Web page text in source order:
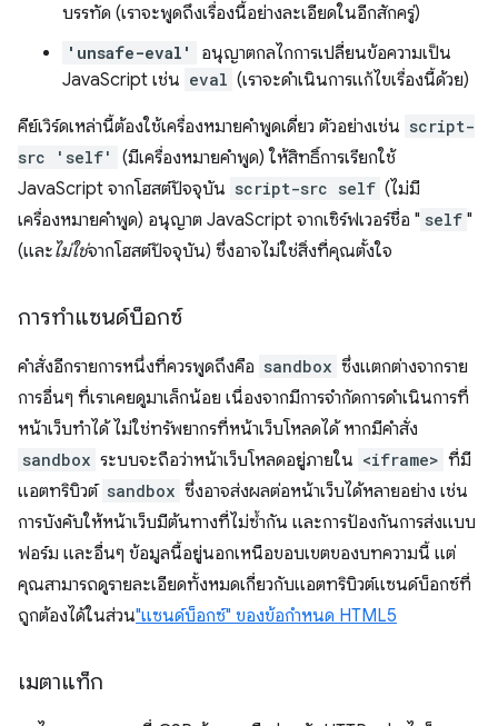
บรรทัด (เราจะพูดถึงเรื่องนี้อย่างละเอียดในอีกสักครู่)
'unsafe-eval'
อนุญาตกลไกการเปลี่ยนข้อความเป็น
JavaScript เช่น eval (เราจะดำเนินการแก้ไขเรื่องนี้ด้วย)
คีย์เวิร์ดเหล่านี้ต้องใช้เครื่องหมายคำพูดเดี่ยว ตัวอย่างเช่น script-
src 'self'
(มีเครื่องหมายคำพูด) ให้สิทธิ์การเรียกใช้
JavaScript จากโฮสต์ปัจจุบัน script-src self (ไม่มี
เครื่องหมายคำพูด) อนุญาต JavaScript จากเซิร์ฟเวอร์ชื่อ " self "
(และไม่ใช่จากโฮสต์ปัจจุบัน) ซึ่งอาจไม่ใช่สิ่งที่คุณตั้งใจ
การทำแซนด์บ็อกซ์
คำสั่งอีกรายการหนึ่งที่ควรพูดถึงคือ sandbox ซึ่งแตกต่างจากราย
การอื่นๆ ที่เราเคยดูมาเล็กน้อย เนื่องจากมีการจํากัดการดําเนินการที่
หน้าเว็บทําได้ ไม่ใช่ทรัพยากรที่หน้าเว็บโหลดได้ หากมีคำสั่ง
sandbox ระบบจะถือว่าหน้าเว็บโหลดอยู่ภายใน <iframe> ที่มี
แอตทริบิวต์ sandbox ซึ่งอาจส่งผลต่อหน้าเว็บได้หลายอย่าง เช่น
การบังคับให้หน้าเว็บมีต้นทางที่ไม่ซ้ำกัน และการป้องกันการส่งแบบ
ฟอร์ม และอื่นๆ ข้อมูลนี้อยู่นอกเหนือขอบเขตของบทความนี้ แต่
คุณสามารถดูรายละเอียดทั้งหมดเกี่ยวกับแอตทริบิวต์แซนด์บ็อกซ์ที่
ถูกต้องได้ในส่วน"แซนด์บ็อกซ์" ของข้อกำหนด HTML5
เมตาแท็ก